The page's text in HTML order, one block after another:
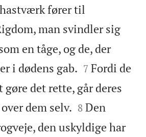
fører til
man svindler sig
en tåge, og de, der
i dødens gab. 

7 Fordi de
det rette, går deres
dem selv. 

8 Den
den uskyldige har